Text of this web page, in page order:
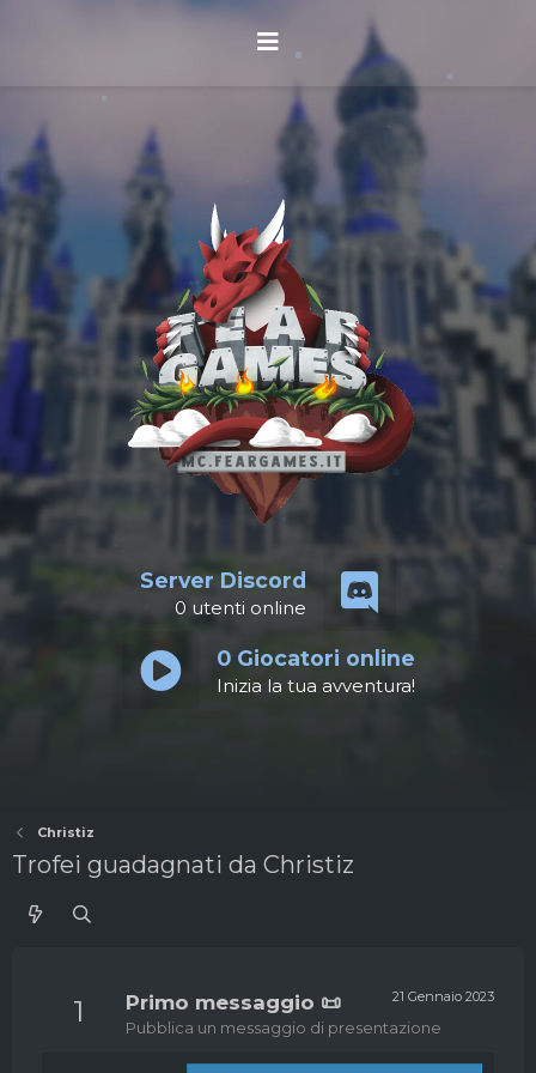
Server Discord
0 utenti online
0Giocatori online
Inizia la tua avventura!
Christiz
Trofei guadagnati da Christiz
1 21 Gennaio 2023
Primo messaggio 📜
Pubblica un messaggio di presentazione